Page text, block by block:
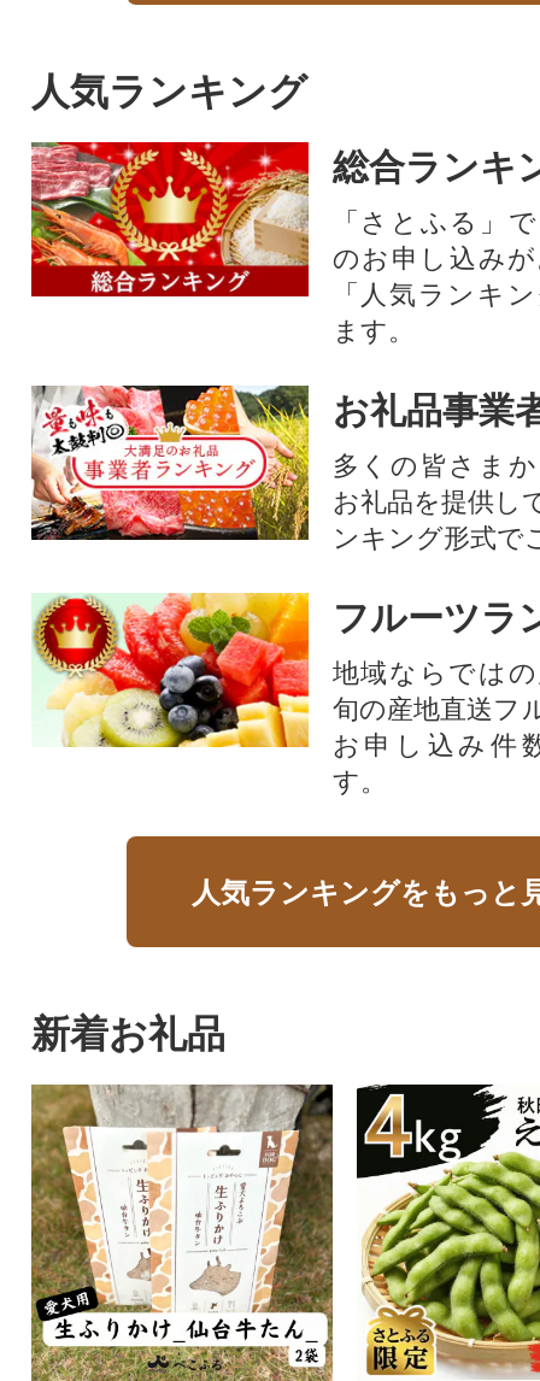
人気ランキング
総合ランキ
「さとふる」
のお申し込み
「人気ランキ
ます。
お礼品事業
多くの皆さま
お礼品を提供し
ンキング形式で
フルーツラ
地域ならでは
旬の産地直送フ
お申し込み件
す。
人気ランキングをもっと
新着お礼品